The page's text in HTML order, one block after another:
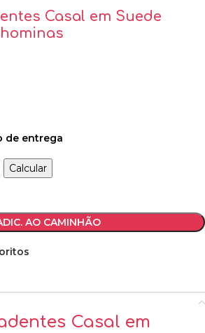
Casal em Suede
de entrega
Calcular
AO CAMINHÃO
Casal em